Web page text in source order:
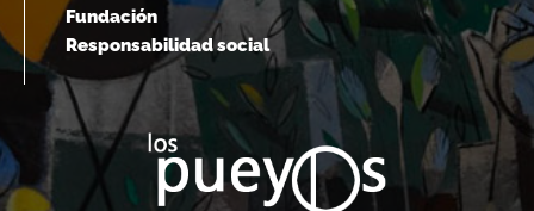
Fundación
Responsabilidad social